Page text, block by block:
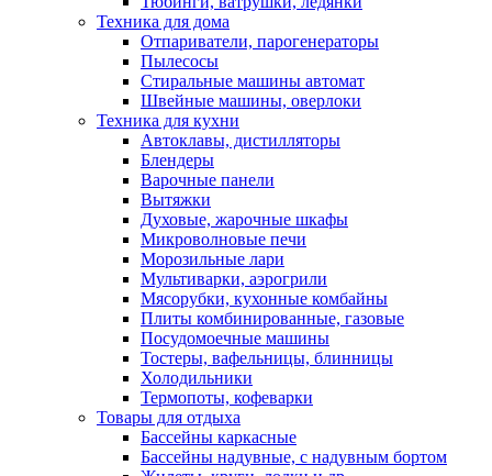
Техника для дома
Отпариватели, парогенераторы
Пылесосы
Стиральные машины автомат
Швейные машины, оверлоки
Техника для кухни
Автоклавы, дистилляторы
Блендеры
Варочные панели
Вытяжки
Духовые, жарочные шкафы
Микроволновые печи
Морозильные лари
Мультиварки, аэрогрили
Мясорубки, кухонные комбайны
Плиты комбинированные, газовые
Посудомоечные машины
Тостеры, вафельницы, блинницы
Холодильники
Термопоты, кофеварки
Товары для отдыха
Бассейны каркасные
Бассейны надувные, с надувным бортом